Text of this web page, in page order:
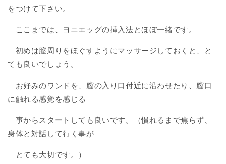
をつけて下さい。
ここまでは、ヨニエッグの挿入法とほぼ一緒です。
初めは膣周りをほぐすようにマッサージしておくと、と
ても良いでしょう。
お好みのワンドを、膣の入り口付近に沿わせたり、膣口
に触れる感覚を感じる
事からスタートしても良いです。（慣れるまで焦らず、
身体と対話して行く事が
とても大切です。）